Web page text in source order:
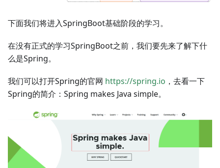
下面我们将进入SpringBoot基础阶段的学习。
在没有正式的学习SpringBoot之前，我们要先来了解下什
么是Spring。
我们可以打开Spring的官网 https://spring.io ，去看一下
Spring的简介：Spring makes Java simple。